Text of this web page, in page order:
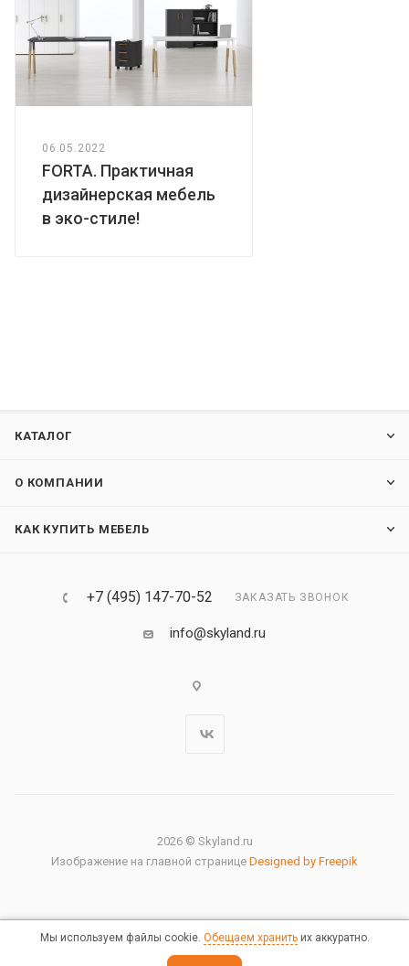
06.05.2022
FORTA. Практичная
дизайнерская мебель
в эко-стиле!
КАТАЛОГ
О КОМПАНИИ
КАК КУПИТЬ МЕБЕЛЬ
+7 (495) 147-70-52 ЗАКАЗАТЬ ЗВОНОК
info@skyland.ru
2026 © Skyland.ru
Изображение на главной странице Designed by Freepik
Правовая информация
Мы используем файлы cookie. Обещаем хранитьих аккуратно.